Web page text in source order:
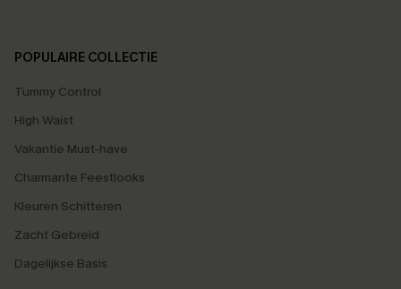
POPULAIRE COLLECTIE
Tummy Control
High Waist
Vakantie Must-have
Charmante Feestlooks
Kleuren Schitteren
Zacht Gebreid
Dagelijkse Basis